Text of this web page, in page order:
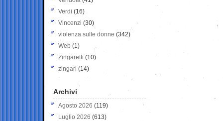
Verdi (16)
Vincenzi (30)
violenza sulle donne (342)
Web (1)
Zingaretti (10)
zingari (14)
Archivi
Agosto 2026 (119)
Luglio 2026 (613)